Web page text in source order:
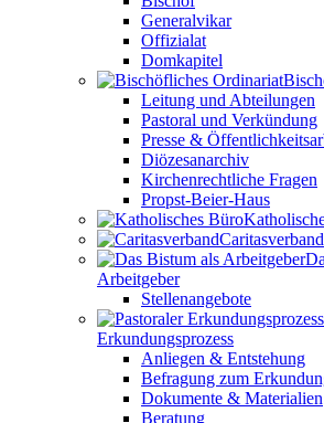
Generalvikar
Offizialat
Domkapitel
Leitung und Abteilungen
Pastoral und Verkündung
Presse &
Diözesanarchiv
Kirchenrechtliche Fragen
Propst-Beier-Haus
Caritasverband
Arbeitgeber
Stellenangebote
Erkundungsprozess
Anliegen & Entstehung
Befragung zum
Dokumente & Materialien
Beratung